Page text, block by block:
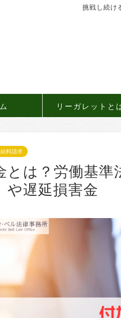
挑戦し続け
リーガレットと
料請求
とは？労働基準
や遅延損害金